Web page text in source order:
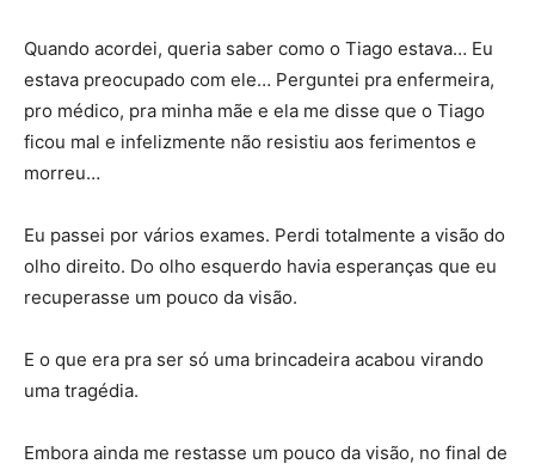
Quando acordei, queria saber como o Tiago estava… Eu
estava preocupado com ele… Perguntei pra enfermeira,
pro médico, pra minha mãe e ela me disse que o Tiago
ficou mal e infelizmente não resistiu aos ferimentos e
morreu…
Eu passei por vários exames. Perdi totalmente a visão do
olho direito. Do olho esquerdo havia esperanças que eu
recuperasse um pouco da visão.
E o que era pra ser só uma brincadeira acabou virando
uma tragédia.
Embora ainda me restasse um pouco da visão, no final de